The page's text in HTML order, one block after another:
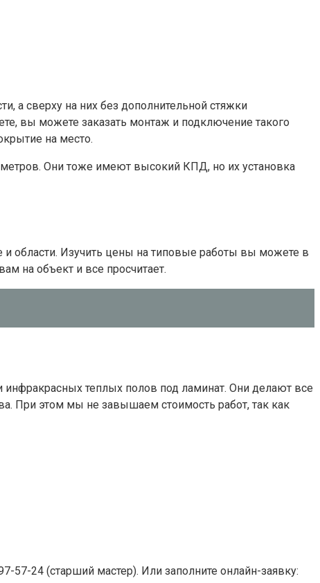
а сверху на них без дополнительной стяжки
вы можете заказать монтаж и подключение такого
на место.
Они тоже имеют высокий КПД, но их установка
и области. Изучить цены на типовые работы вы можете в
на объект и все просчитает.
теплых полов под ламинат. Они делают все
При этом мы не завышаем стоимость работ, так как
57-24 (старший мастер). Или заполните онлайн-заявку: